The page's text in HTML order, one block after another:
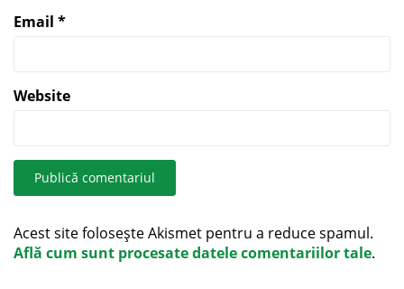
Email *
Website
Acest site folosește Akismet pentru a reduce spamul.
Află cum sunt procesate datele comentariilor tale.